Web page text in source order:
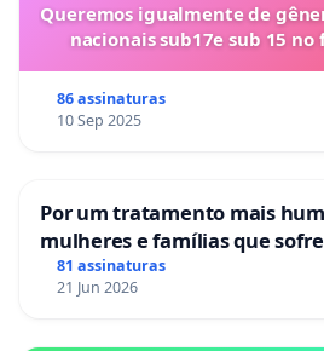
Queremos igualmente de
nacionais sub17e sub 15
86 assinaturas
10 Sep 2025
Por um tratamento mais
mulheres e famílias que
gestacional nos hospitais
81 assinaturas
21 Jun 2026